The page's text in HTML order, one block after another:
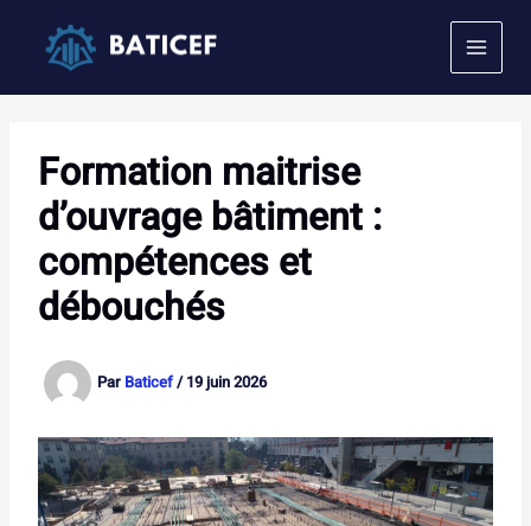
contenu
Formation maitrise
d’ouvrage bâtiment :
compétences et
débouchés
Par Baticef/19 juin 2026